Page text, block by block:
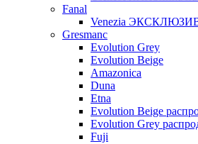
Fanal
Venezia
Gresmanc
Evolution Grey
Evolution Beige
Amazonica
Duna
Etna
Evolution Beige
Evolution Grey
Fuji